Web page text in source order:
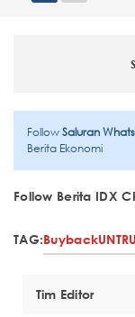
FollowSaluran
Berita Ekonomi
Follow Berita IDX
TAG:BuybackUNTR
Tim Editor